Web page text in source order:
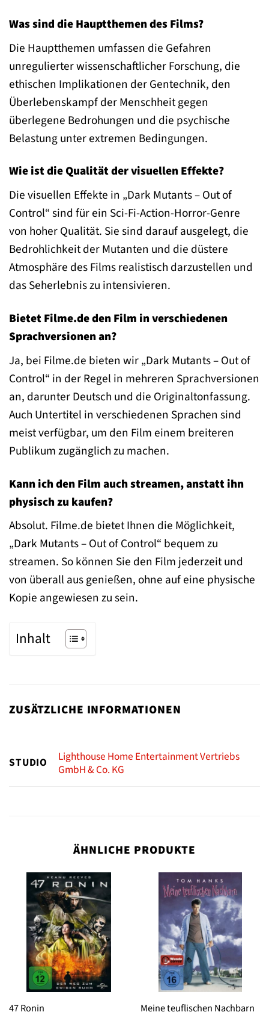
Was sind die Hauptthemen des Films?
Die Hauptthemen umfassen die Gefahren
unregulierter wissenschaftlicher Forschung, die
ethischen Implikationen der Gentechnik, den
Überlebenskampf der Menschheit gegen
überlegene Bedrohungen und die psychische
Belastung unter extremen Bedingungen.
Wie ist die Qualität der visuellen Effekte?
Die visuellen Effekte in „Dark Mutants – Out of
Control“ sind für ein Sci-Fi-Action-Horror-Genre
von hoher Qualität. Sie sind darauf ausgelegt, die
Bedrohlichkeit der Mutanten und die düstere
Atmosphäre des Films realistisch darzustellen und
das Seherlebnis zu intensivieren.
Bietet Filme.de den Film in verschiedenen
Sprachversionen an?
Ja, bei Filme.de bieten wir „Dark Mutants – Out of
Control“ in der Regel in mehreren Sprachversionen
an, darunter Deutsch und die Originaltonfassung.
Auch Untertitel in verschiedenen Sprachen sind
meist verfügbar, um den Film einem breiteren
Publikum zugänglich zu machen.
Kann ich den Film auch streamen, anstatt ihn
physisch zu kaufen?
Absolut. Filme.de bietet Ihnen die Möglichkeit,
„Dark Mutants – Out of Control“ bequem zu
streamen. So können Sie den Film jederzeit und
von überall aus genießen, ohne auf eine physische
Kopie angewiesen zu sein.
Inhalt
ZUSÄTZLICHE INFORMATIONEN
STUDIO
Lighthouse Home Entertainment Vertriebs
GmbH & Co. KG
ÄHNLICHE PRODUKTE
47 Ronin Meine teuflischen Nachbarn